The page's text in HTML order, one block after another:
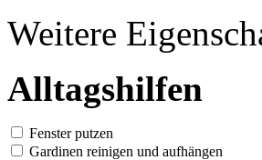
Weitere
Alltagshilfen
Fenster putzen
Gardinen reinigen und aufhängen